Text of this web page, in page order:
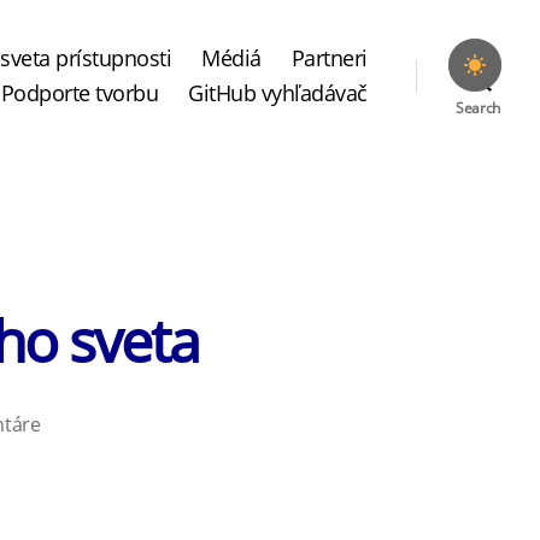
prístupnosti Médiá
Partneri
Podporte tvorbu GitHub vyhľadávač
Search
sveta
na